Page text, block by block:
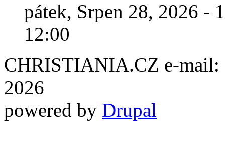
pátek, Srpen 28, 2026 -
12:00
CHRISTIANIA.CZ e-mail:
2026
powered by Drupal